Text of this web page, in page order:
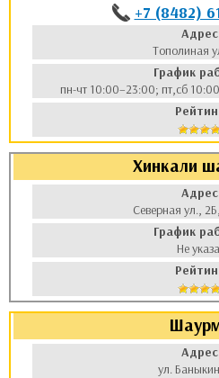
+7 (8482)
Тополиная
График
пн-чт 10:00–23:00; пт,сб
Хинкали
Северная ул.,
График
Не
ул.